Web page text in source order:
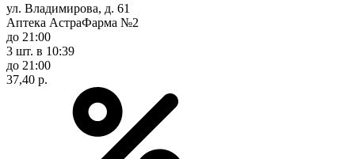
ул. Владимирова, д. 61
Аптека АстраФарма №2
до 21:00
3 шт. в 10:39
до 21:00
37,40 р.